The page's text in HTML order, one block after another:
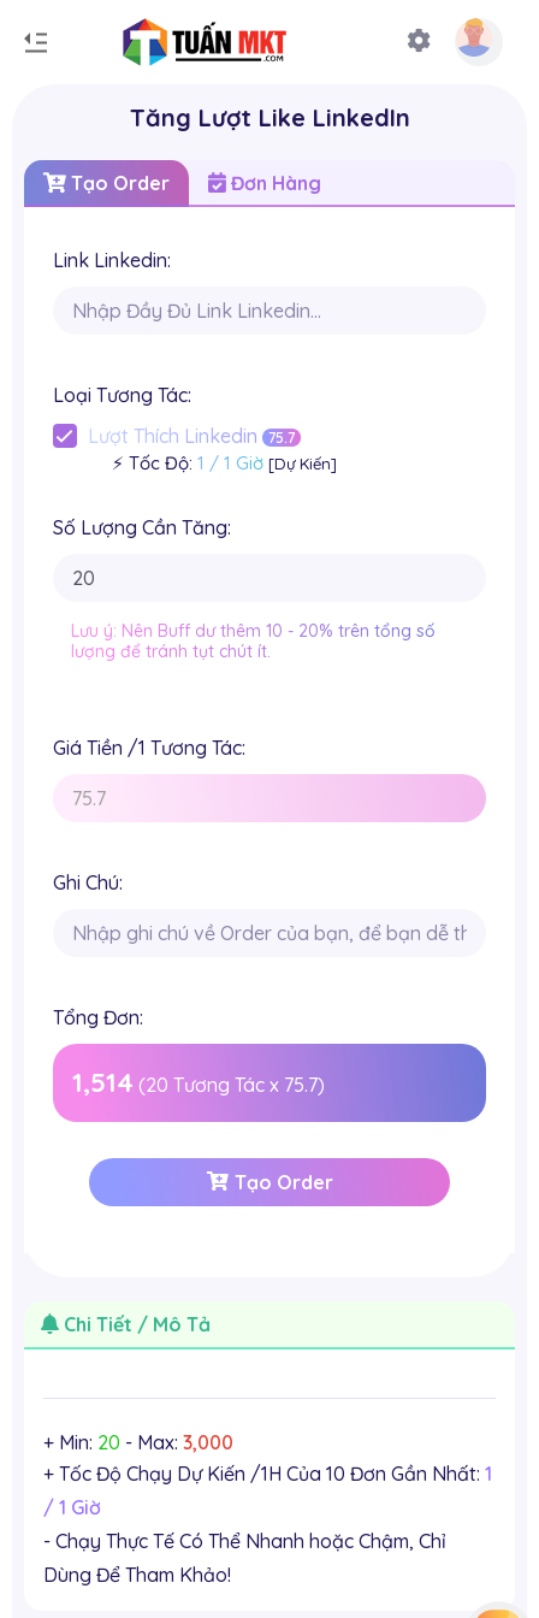
Tăng Lượt Like LinkedIn
Tạo Order Đơn Hàng
Link Linkedin:
Loại Tương Tác:
Lượt Thích Linkedin
75.7
⚡️ Tốc Độ: 1 / 1 Giờ [Dự Kiến]
Số Lượng Cần Tăng:
Lưu ý: Nên Buff dư thêm 10 - 20% trên tổng số
lượng để tránh tụt chút ít.
Giá Tiền /1 Tương Tác:
Ghi Chú:
Tổng Đơn:
1,514 (20 Tương Tác x 75.7)
Tạo Order
Chi Tiết / Mô Tả
+ Min: 20 - Max: 3,000
+ Tốc Độ Chạy Dự Kiến /1H Của 10 Đơn Gần Nhất: 1
/ 1 Giờ
- Chạy Thực Tế Có Thể Nhanh hoặc Chậm, Chỉ
Dùng Để Tham Khảo!